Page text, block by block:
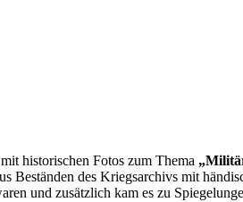
historischen Fotos zum Thema
Beständen des Kriegsarchivs mit
und zusätzlich kam es zu